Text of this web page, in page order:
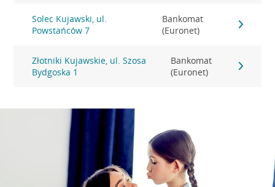
Solec Kujawski, ul.
Powstańców 7
Bankomat
(Euronet)
Złotniki Kujawskie, ul. Szosa
Bydgoska 1
Bankomat
(Euronet)